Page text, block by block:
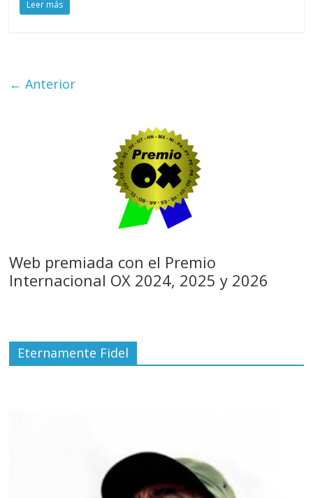
Leer más
← Anterior
Web premiada con el Premio
Internacional OX 2024, 2025 y 2026
Eternamente Fidel